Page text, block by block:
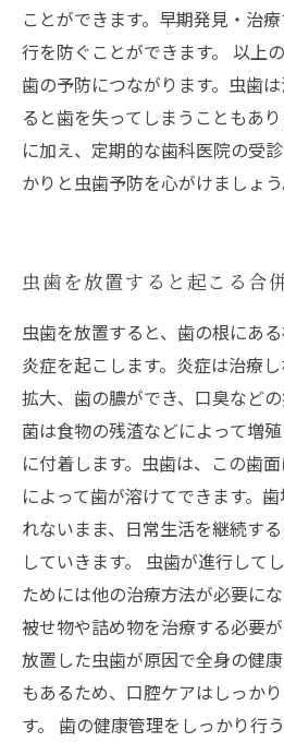
ことができます。早期発見・治
行を防ぐことができます。 以上
歯の予防につながります。虫歯
ると歯を失ってしまうこともあ
に加え、定期的な歯科医院の受
かりと虫歯予防を心がけましょう
虫歯を放置すると起こる合
虫歯を放置すると、歯の根にあ
炎症を起こします。炎症は治療
拡大、歯の膿ができ、口臭など
菌は食物の残渣などによって増
に付着します。虫歯は、この歯
によって歯が溶けてできます。
れないまま、日常生活を継続す
していきます。 虫歯が進行して
ためには他の治療方法が必要にな
被せ物や詰め物を治療する必要が
放置した虫歯が原因で全身の健
もあるため、口腔ケアはしっか
す。 歯の健康管理をしっかり行